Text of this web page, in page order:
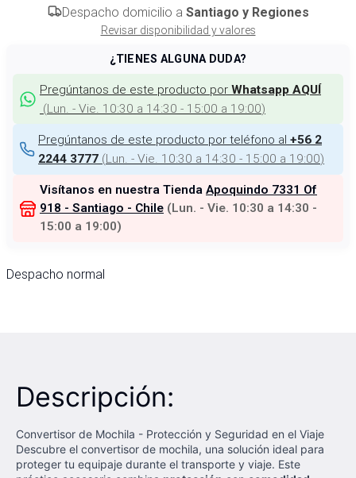
Despacho domicilio a Santiago y Regiones
Revisar disponibilidad y valores
¿TIENES ALGUNA DUDA?
Pregúntanos de este producto por Whatsapp AQUÍ
(Lun. - Vie. 10:30 a 14:30 - 15:00 a 19:00)
Pregúntanos de este producto por teléfono al +56 2
2244 3777 (Lun. - Vie. 10:30 a 14:30 - 15:00 a 19:00)
Visítanos en nuestra Tienda Apoquindo 7331 Of
918 - Santiago - Chile (Lun. - Vie. 10:30 a 14:30 -
15:00 a 19:00)
Despacho normal
Descripción:
Convertisor de Mochila - Protección y Seguridad en el Viaje
Descubre el convertisor de mochila, una solución ideal para
proteger tu equipaje durante el transporte y viaje. Este